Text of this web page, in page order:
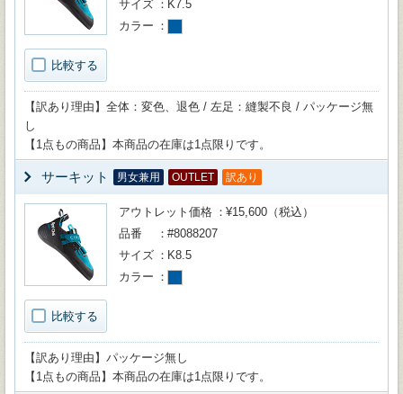
比較する
サイズ
K7.5
カラー
【訳あり理由】全体：変色、退色 / 左足：縫製不良 / パッケージ無
し
【1点もの商品】本商品の在庫は1点限りです。
サーキット 男女兼用 OUTLET 訳あり
比較する
アウトレット価格
¥15,600（税込）
品番
#8088207
サイズ
K8.5
カラー
【訳あり理由】パッケージ無し
【1点もの商品】本商品の在庫は1点限りです。